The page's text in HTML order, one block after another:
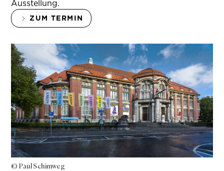
Ausstellung.
ZUM TERMIN
© Paul Schimweg